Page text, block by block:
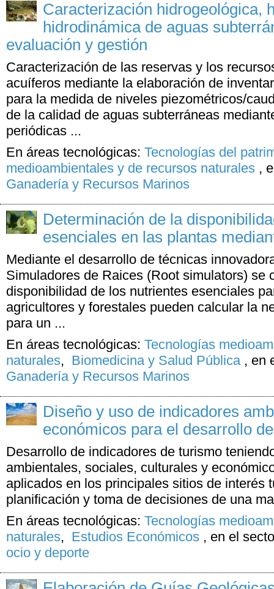
Caracterización hidrogeológica,
hidrodinámica de aguas
evaluación y gestión
Caracterización de las reservas y los
acuíferos mediante la elaboración de
para la medida de niveles piezométricos/
de la calidad de aguas subterráneas
periódicas ...
En áreas tecnológicas: Tecnologías del
medioambientales y de recursos naturales ,
Ganadería y Recursos Marinos
Determinación de la
esenciales en las plantas
Mediante el desarrollo de técnicas
Simuladores de Raices (Root simulators) se
disponibilidad de los nutrientes esenciales
agricultores y forestales pueden calcular la
para un ...
En áreas tecnológicas: Tecnologías
naturales, Biomedicina y Salud Pública , en
Ganadería y Recursos Marinos
Diseño y uso de indicadores
económicos para el desarrollo
Desarrollo de indicadores de turismo
ambientales, sociales, culturales y
aplicados en los principales sitios de interés
planificación y toma de decisiones de una
En áreas tecnológicas: Tecnologías
naturales, Estudios Económicos , en el
ocio y deporte